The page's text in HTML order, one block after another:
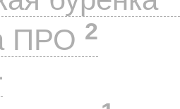
ПРО 2